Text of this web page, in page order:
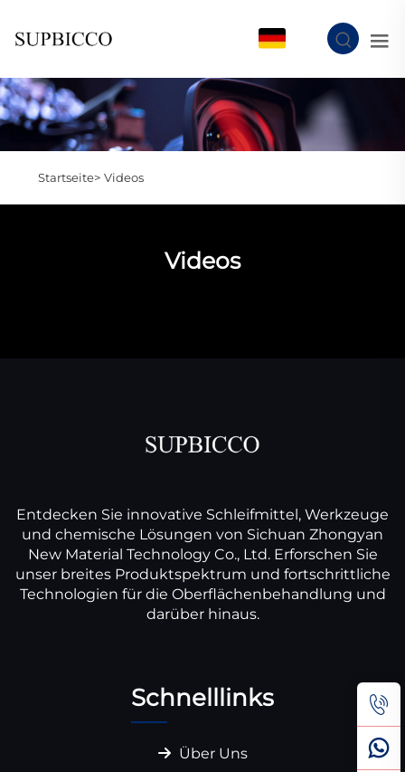
Startseite> Videos
Videos
Entdecken Sie innovative Schleifmittel, Werkzeuge
und chemische Lösungen von Sichuan Zhongyan
New Material Technology Co., Ltd. Erforschen Sie
unser breites Produktspektrum und fortschrittliche
Technologien für die Oberflächenbehandlung und
darüber hinaus.
Schnelllinks
Über Uns